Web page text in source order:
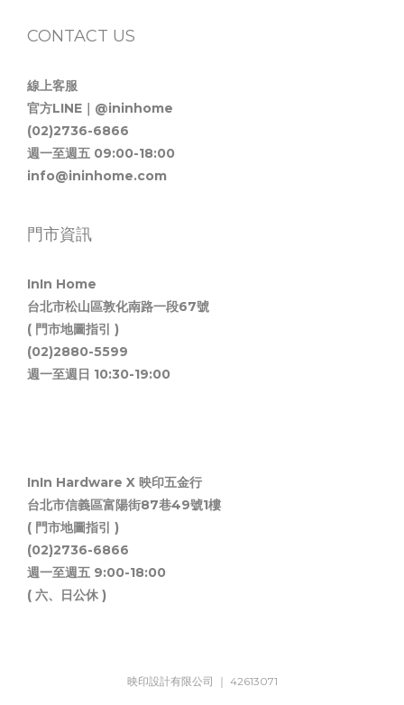
CONTACT US
線上客服
官方LINE｜@ininhome
(02)2736-6866
週一至週五 09:00-18:00
info@ininhome.com
門市資訊
InIn Home
台北市松山區敦化南路一段67號
( 門市地圖指引 )
(02)2880-5599
週一至週日 10:30-19:00
InIn Hardware X 映印五金行
台北市信義區富陽街87巷49號1樓
( 門市地圖指引 )
(02)2736-6866
週一至週五 9:00-18:00
( 六、日公休 )
映印設計有限公司 ｜ 42613071